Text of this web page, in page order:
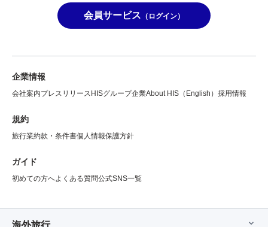
会員サービス （ログイン）
企業情報
会社案内プレスリリース HISグループ企業About HIS（English） 採用情報
規約
旅行業約款・条件書個人情報保護方針
ガイド
初めての方へよくある質問公式SNS一覧